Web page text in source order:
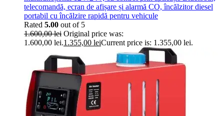
telecomandă, ecran de afișare și alarmă CO, încălzitor diesel
portabil cu încălzire rapidă pentru vehicule
Rated 5.00 out of 5
1.600,00lei Original price was:
1.600,00 lei.1.355,00 leiCurrent price is: 1.355,00 lei.